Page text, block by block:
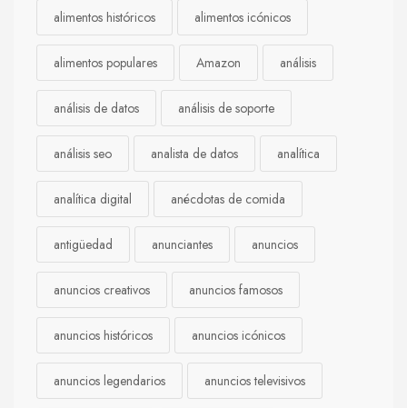
alimentos históricos alimentos icónicos
alimentos populares Amazon análisis
análisis de datos análisis de soporte
análisis seo analista de datos analítica
analítica digital anécdotas de comida
antigüedad anunciantes anuncios
anuncios creativos anuncios famosos
anuncios históricos anuncios icónicos
anuncios legendarios anuncios televisivos